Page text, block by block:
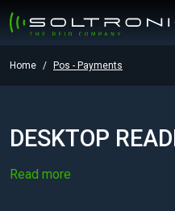
Home Pos - Payments
DESKTOP
Read more